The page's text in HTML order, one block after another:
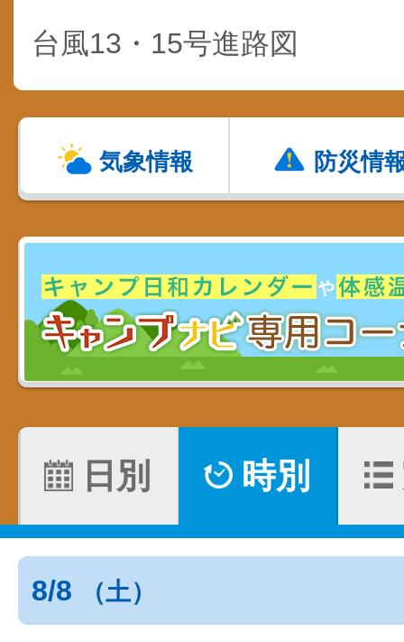
台風13・15号進路図
気象情報 防災情
日別 時別
8/8 （土）